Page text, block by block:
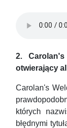
2.
otwierający
Carolan's
których
błędnymi